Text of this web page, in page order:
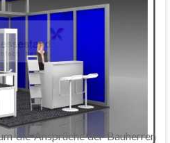
die Ansprüche der Bauherren